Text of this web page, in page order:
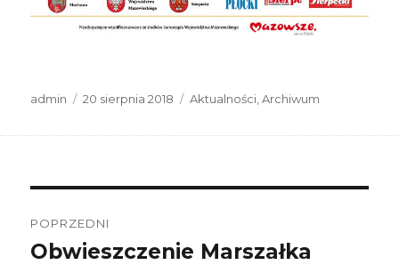
Autor
admin
Data
20 sierpnia 2018 Kategorie
Aktualności ,Archiwum
wpisu
POPRZEDNI
Poprzedni
Obwieszczenie Marszałka